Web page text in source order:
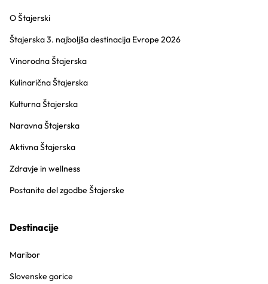
O Štajerski
Štajerska 3. najboljša destinacija Evrope 2026
Vinorodna Štajerska
Kulinarična Štajerska
Kulturna Štajerska
Naravna Štajerska
Aktivna Štajerska
Zdravje in wellness
Postanite del zgodbe Štajerske
Destinacije
Maribor
Slovenske gorice